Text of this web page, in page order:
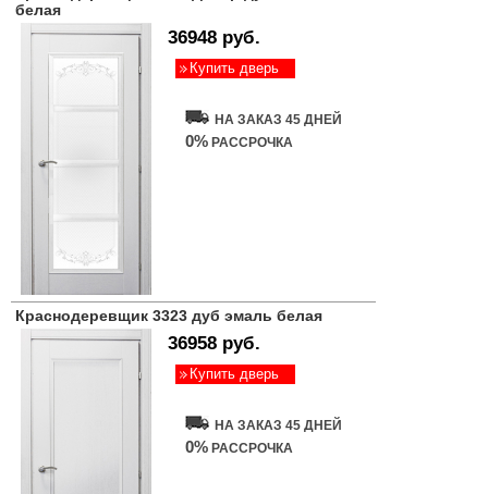
белая
36948 руб.
Купить дверь
НА ЗАКАЗ 45 ДНЕЙ
0% РАССРОЧКА
Краснодеревщик 3323 дуб эмаль белая
36958 руб.
Купить дверь
НА ЗАКАЗ 45 ДНЕЙ
0% РАССРОЧКА